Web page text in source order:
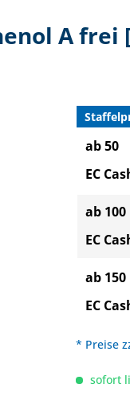
A frei
ab 50
EC
ab 100
EC
ab 150
EC
* Preise
sofort